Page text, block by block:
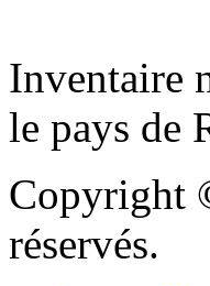
Inventaire
le pays de
Copyright
réservés.